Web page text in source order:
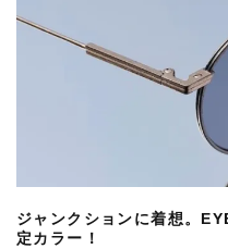
ジャンクションに着想。
定カラー！